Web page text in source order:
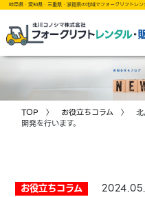
岐阜県・愛知県・三重県・滋賀県の地域でフォークリフトレ
TOP 〉 お役立ちコラム 〉 北
開発を行います。
お役立ちコラム